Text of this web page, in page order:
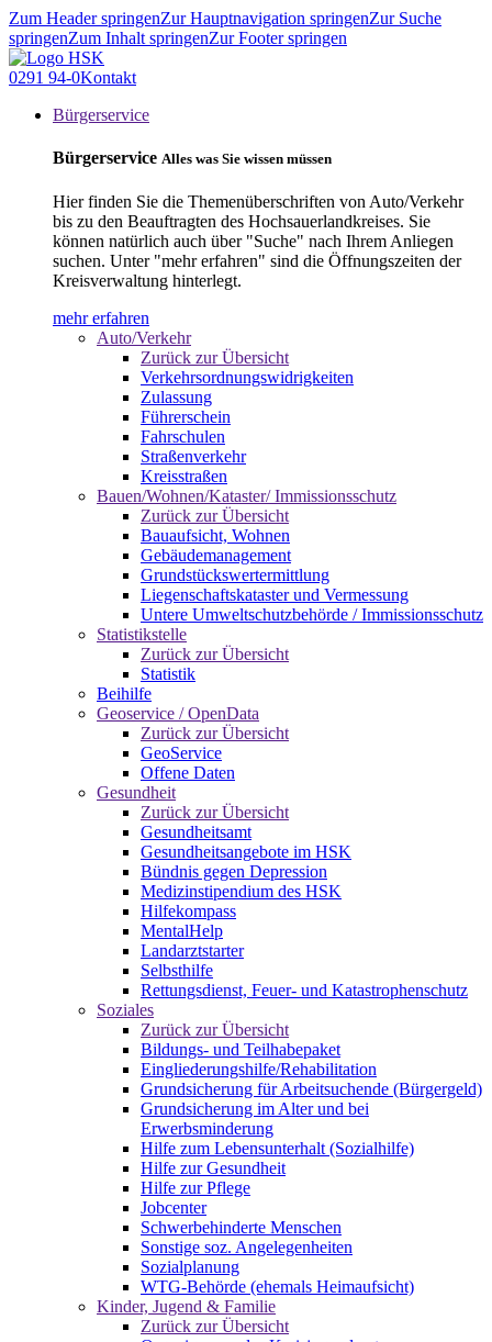
Zum Header springenZur Hauptnavigation springenZur Suche
springenZum Inhalt springenZur Footer springen
0291 94-0Kontakt
Bürgerservice
Bürgerservice Alles was Sie wissen müssen
Hier finden Sie die Themenüberschriften von Auto/Verkehr
bis zu den Beauftragten des Hochsauerlandkreises. Sie
können natürlich auch über "Suche" nach Ihrem Anliegen
suchen. Unter "mehr erfahren" sind die Öffnungszeiten der
Kreisverwaltung hinterlegt.
mehr erfahren
Auto/Verkehr
Zurück zur Übersicht
Verkehrsordnungswidrigkeiten
Zulassung
Führerschein
Fahrschulen
Straßenverkehr
Kreisstraßen
Bauen/Wohnen/Kataster/ Immissionsschutz
Zurück zur Übersicht
Bauaufsicht, Wohnen
Gebäudemanagement
Grundstückswertermittlung
Liegenschaftskataster und Vermessung
Untere Umweltschutzbehörde / Immissionsschutz
Statistikstelle
Zurück zur Übersicht
Statistik
Beihilfe
Geoservice / OpenData
Zurück zur Übersicht
GeoService
Offene Daten
Gesundheit
Zurück zur Übersicht
Gesundheitsamt
Gesundheitsangebote im HSK
Bündnis gegen Depression
Medizinstipendium des HSK
Hilfekompass
MentalHelp
Landarztstarter
Selbsthilfe
Rettungsdienst, Feuer- und Katastrophenschutz
Soziales
Zurück zur Übersicht
Bildungs- und Teilhabepaket
Eingliederungshilfe/Rehabilitation
Grundsicherung für Arbeitsuchende (Bürgergeld)
Grundsicherung im Alter und bei
Erwerbsminderung
Hilfe zum Lebensunterhalt (Sozialhilfe)
Hilfe zur Gesundheit
Hilfe zur Pflege
Jobcenter
Schwerbehinderte Menschen
Sonstige soz. Angelegenheiten
Sozialplanung
WTG-Behörde (ehemals Heimaufsicht)
Kinder, Jugend & Familie
Zurück zur Übersicht